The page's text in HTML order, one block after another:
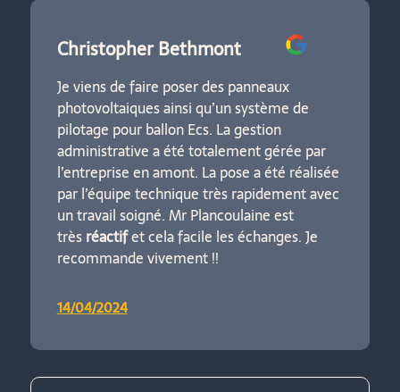
Christopher Bethmont
Je viens de faire poser des panneaux
photovoltaiques ainsi qu’un système de
pilotage pour ballon Ecs. La gestion
administrative a été totalement gérée par
l’entreprise en amont. La pose a été réalisée
par l’équipe technique très rapidement avec
un travail soigné. Mr Plancoulaine est
trèsréactifet cela facile les échanges. Je
recommande vivement !!
14/04/2024